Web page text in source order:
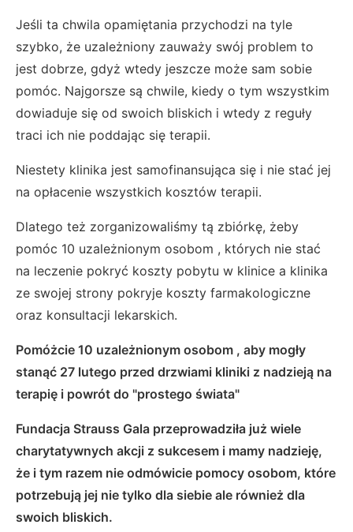
Jeśli ta chwila opamiętania przychodzi na tyle
szybko, że uzależniony zauważy swój problem to
jest dobrze, gdyż wtedy jeszcze może sam sobie
pomóc. Najgorsze są chwile, kiedy o tym wszystkim
dowiaduje się od swoich bliskich i wtedy z reguły
traci ich nie poddając się terapii.
Niestety klinika jest samofinansująca się i nie stać jej
na opłacenie wszystkich kosztów terapii.
Dlatego też zorganizowaliśmy tą zbiórkę, żeby
pomóc 10 uzależnionym osobom , których nie stać
na leczenie pokryć koszty pobytu w klinice a klinika
ze swojej strony pokryje koszty farmakologiczne
oraz konsultacji lekarskich.
Pomóżcie 10 uzależnionym osobom , aby mogły
stanąć 27 lutego przed drzwiami kliniki z nadzieją na
terapię i powrót do "prostego świata"
Fundacja Strauss Gala przeprowadziła już wiele
charytatywnych akcji z sukcesem i mamy nadzieję,
że i tym razem nie odmówicie pomocy osobom, które
potrzebują jej nie tylko dla siebie ale również dla
swoich bliskich.